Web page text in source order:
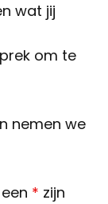
wat jij
om te
nemen we
* zijn